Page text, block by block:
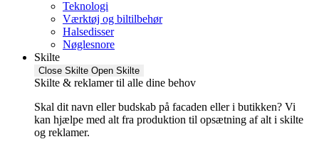
Teknologi
Værktøj og biltilbehør
Halsedisser
Nøglesnore
Skilte
Close Skilte Open Skilte
Skilte & reklamer til alle dine behov
Skal dit navn eller budskab på facaden eller i butikken? Vi
kan hjælpe med alt fra produktion til opsætning af alt i skilte
og reklamer.